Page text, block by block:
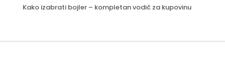
Kako izabrati bojler – kompletan vodič za kupovinu